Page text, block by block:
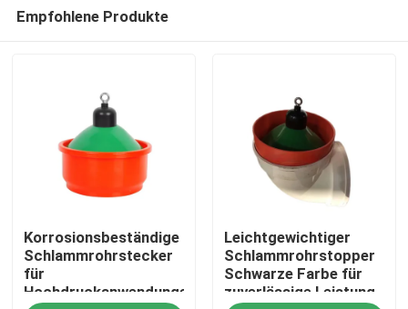
Empfohlene Produkte
Korrosionsbeständige
Schlammrohrstecker
für
Hochdruckanwendungen
Leichtgewichtiger
Schlammrohrstopper
Schwarze Farbe für
zuverlässige Leistung